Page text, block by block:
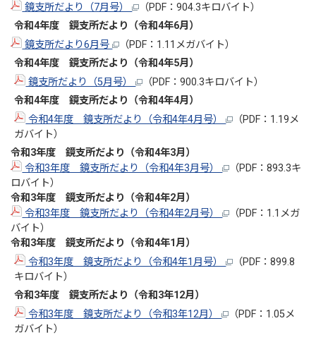
鏡支所だより（7月号）
（PDF：904.3キロバイト）
令和4年度 鏡支所だより（令和4年6月）
鏡支所だより6月号
（PDF：1.11メガバイト）
令和4年度 鏡支所だより（令和4年5月）
鏡支所だより（5月号）
（PDF：900.3キロバイト）
令和4年度 鏡支所だより（令和4年4月）
令和4年度 鏡支所だより（令和4年4月号）
（PDF：1.19メ
ガバイト）
令和3年度 鏡支所だより（令和4年3月）
令和3年度 鏡支所だより（令和4年3月号）
（PDF：893.3キ
ロバイト）
令和3年度 鏡支所だより（令和4年2月）
令和3年度 鏡支所だより（令和4年2月号）
（PDF：1.1メガ
バイト）
令和3年度 鏡支所だより（令和4年1月）
令和3年度 鏡支所だより（令和4年1月号）
（PDF：899.8
キロバイト）
令和3年度 鏡支所だより（令和3年12月）
令和3年度 鏡支所だより（令和3年12月）
（PDF：1.05メ
ガバイト）